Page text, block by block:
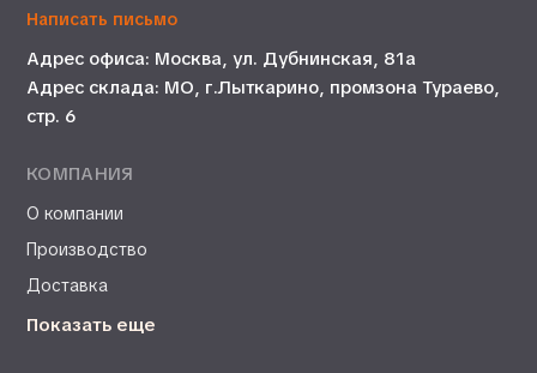
Написать письмо
Адрес офиса: Москва, ул. Дубнинская, 81а
Адрес склада: МО, г.Лыткарино, промзона Тураево,
стр. 6
КОМПАНИЯ
О компании
Производство
Доставка
Показать еще